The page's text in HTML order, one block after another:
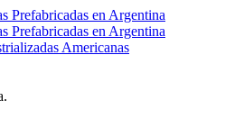
Americanas